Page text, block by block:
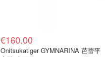
€160.00
Onitsukatiger GYMNARINA 芭蕾平